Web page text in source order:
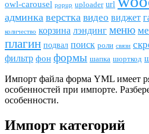
owl-carousel popup uploader url
админка верстка видео виджет
количество корзина лэндинг меню
плагин подвал поиск роли связи
фильтр фон формы шапка шорткод
Импорт файла форма YML имеет
особенностей при импорте.
особенности.
Импорт категорий